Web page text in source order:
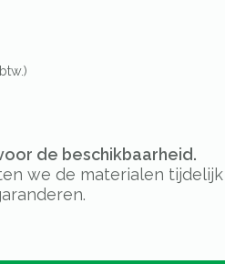
de beschikbaarheid.
we de materialen